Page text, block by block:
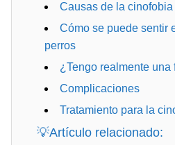
Causas de la cinofobia
Cómo se puede sentir
perros
¿Tengo realmente una
Complicaciones
Tratamiento para la
💡Artículo relacionado: